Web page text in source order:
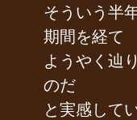
そういう半
期間を経て
ようやく辿
のだ
と実感して